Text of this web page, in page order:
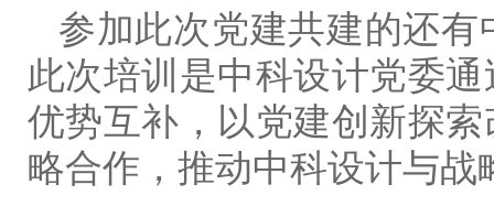
参加此次党建共建的还
此次培训是中科设计党委
优势互补，以党建创新探
略合作，推动中科设计与